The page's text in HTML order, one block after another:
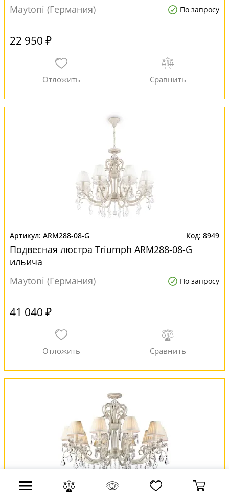
Maytoni (Германия)
По запросу
22 950 ₽
ARM288-08-G 8949
Подвесная люстра Triumph ARM288-08-G
ильича
Maytoni (Германия)
По запросу
41 040 ₽